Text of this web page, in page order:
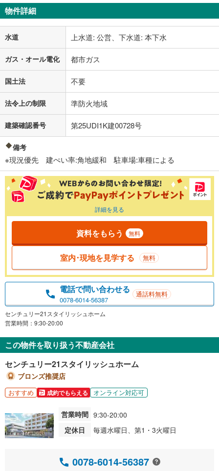
物件詳細
水道 上水道: 公営、下水道: 本下水
ガス・オール電化 都市ガス
国土法 不要
法令上の制限 準防火地域
建築確認番号 第25UDI1K建00728号
備考
※現況優先 建ぺい率:角地緩和 駐車場:車種による
詳細を見る
資料をもらう 無料
室内･現地を見学する 無料
電話で問い合わせる
0078-6014-56387
通話料無料
センチュリー21スタイリッシュホーム
営業時間：9:30-20:00
この物件を取り扱う不動産会社
センチュリー21スタイリッシュホーム
ブロンズ推奨店
おすすめ 成約でもらえる オンライン対応可
営業時間 9:30-20:00
定休日
毎週水曜日、第1・3火曜日
0078-6014-56387